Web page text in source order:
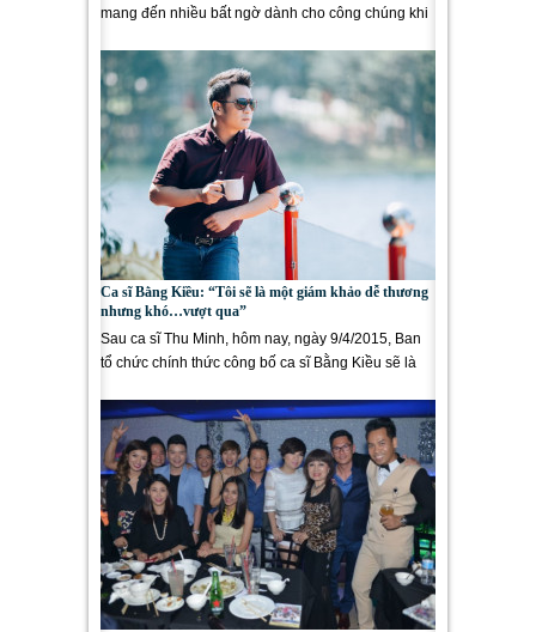
mang đến nhiều bất ngờ dành cho công chúng khi
Ca sĩ Bằng Kiều: “Tôi sẽ là một giám khảo dễ thương
nhưng khó…vượt qua”
Sau ca sĩ Thu Minh, hôm nay, ngày 9/4/2015, Ban
tổ chức chính thức công bố ca sĩ Bằng Kiều sẽ là